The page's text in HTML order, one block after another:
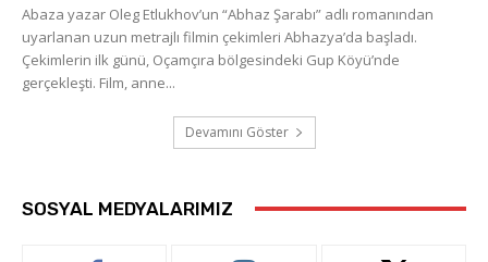
Abaza yazar Oleg Etlukhov’un “Abhaz Şarabı” adlı romanından
uyarlanan uzun metrajlı filmin çekimleri Abhazya’da başladı.
Çekimlerin ilk günü, Oçamçıra bölgesindeki Gup Köyü’nde
gerçekleşti. Film, anne...
Devamını Göster
SOSYAL MEDYALARIMIZ